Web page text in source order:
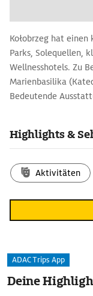
Kołobrzeg hat
Parks, Solequellen,
Wellnesshotels. Zu
Marienbasilika
Bedeutende
Schlieffenkrone, ein
zeichnete Karl
Pulverturm und ein
Stadt.
Highlights &
Aktivitäten
ADAC Trips App
Deine